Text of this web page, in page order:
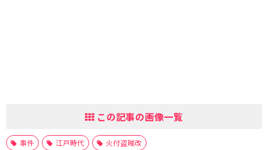
この記事の画像一覧
事件 江戸時代 火付盗賊改